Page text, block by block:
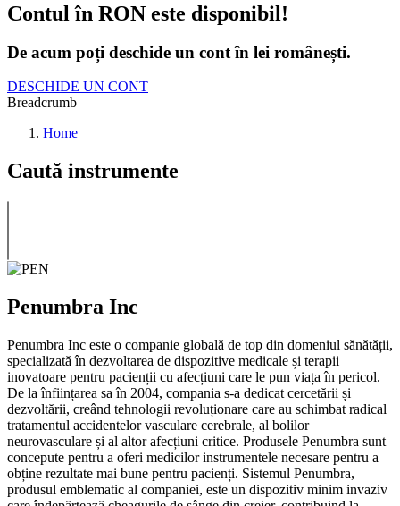
Contul în RON este disponibil!
De acum poți deschide un cont în lei românești.
DESCHIDE UN CONT
Breadcrumb
Home
Caută instrumente
Penumbra Inc
Penumbra Inc este o companie globală de top din domeniul sănătății,
specializată în dezvoltarea de dispozitive medicale și terapii
inovatoare pentru pacienții cu afecțiuni care le pun viața în pericol.
De la înființarea sa în 2004, compania s-a dedicat cercetării și
dezvoltării, creând tehnologii revoluționare care au schimbat radical
tratamentul accidentelor vasculare cerebrale, al bolilor
neurovasculare și al altor afecțiuni critice. Produsele Penumbra sunt
concepute pentru a oferi medicilor instrumentele necesare pentru a
obține rezultate mai bune pentru pacienți. Sistemul Penumbra,
produsul emblematic al companiei, este un dispozitiv minim invaziv